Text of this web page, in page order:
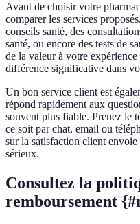
Avant de choisir votre
comparer les services
conseils santé, des
santé, ou encore des tests de
de la valeur à votre
différence significative dans
Un bon service client est
répond rapidement aux
souvent plus fiable. Prenez le
ce soit par chat, email ou
sur la satisfaction client
sérieux.
Consultez la
remboursement